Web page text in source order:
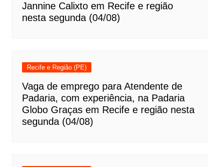
Jannine Calixto em Recife e região
nesta segunda (04/08)
Recife e Região (PE)
Vaga de emprego para Atendente de
Padaria, com experiência, na Padaria
Globo Graças em Recife e região nesta
segunda (04/08)